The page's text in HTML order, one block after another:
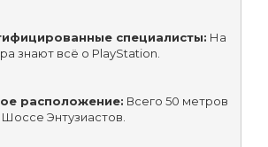
специалисты: На
знают всё о PlayStation.
расположение: Всего 50 метров
Энтузиастов.